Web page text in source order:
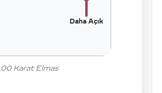
Daha Açık
Karat Elmas